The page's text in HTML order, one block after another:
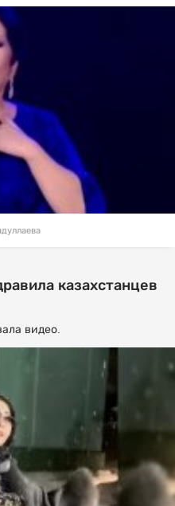
казахстанцев
видео.